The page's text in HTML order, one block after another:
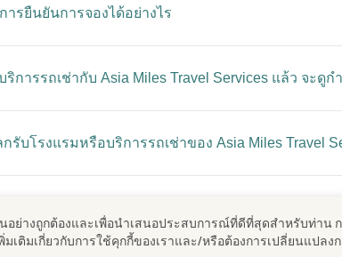
รยืนยันการจองได้อย่างไร
การรถเช่ากับ Asia Miles Travel Services แล้ว จะดู
รับโรงแรมหรือบริการรถเช่าของ Asia Miles Travel
อย่างถูกต้องและเพื่อนําเสนอประสบการณ์ที่ดีที่สุดสําหรับท่าน
เติมเกี่ยวกับการใช้คุกกี้ของเราและ/หรือต้องการเปลี่ยนแปล